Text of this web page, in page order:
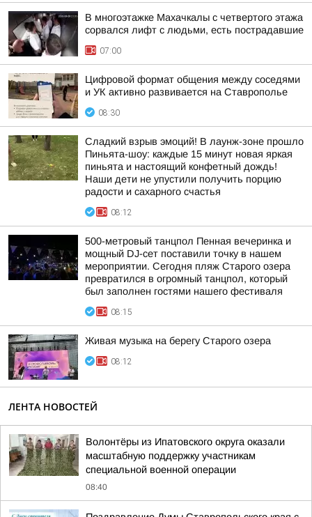
В многоэтажке Махачкалы с четвертого этажа
сорвался лифт с людьми, есть пострадавшие
07:00
Цифровой формат общения между соседями
и УК активно развивается на Ставрополье
08:30
Сладкий взрыв эмоций! В лаунж-зоне прошло
Пиньята-шоу: каждые 15 минут новая яркая
пиньята и настоящий конфетный дождь!
Наши дети не упустили получить порцию
радости и сахарного счастья
08:12
500-метровый танцпол Пенная вечеринка и
мощный DJ-сет поставили точку в нашем
мероприятии. Сегодня пляж Старого озера
превратился в огромный танцпол, который
был заполнен гостями нашего фестиваля
08:15
Живая музыка на берегу Старого озера
08:12
ЛЕНТА НОВОСТЕЙ
Волонтёры из Ипатовского округа оказали
масштабную поддержку участникам
специальной военной операции
08:40